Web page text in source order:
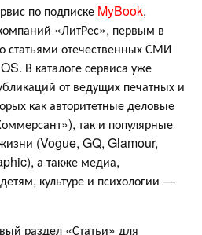
по подписке MyBook,
«ЛитРес», первым в
статьями отечественных СМИ
В каталоге сервиса уже
от ведущих печатных и
как авторитетные деловые
так и популярные
(Vogue, GQ, Glamour,
а также медиа,
культуре и психологии —
раздел «Статьи» для